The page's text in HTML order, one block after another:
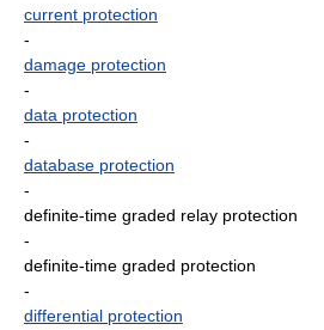
current protection
-
damage protection
-
data protection
-
database protection
-
definite-time graded relay protection
-
definite-time graded protection
-
differential protection